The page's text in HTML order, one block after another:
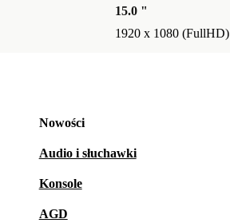
15.0 "
1920 x 1080 (FullHD)
Nowości
Audio i słuchawki
Konsole
AGD